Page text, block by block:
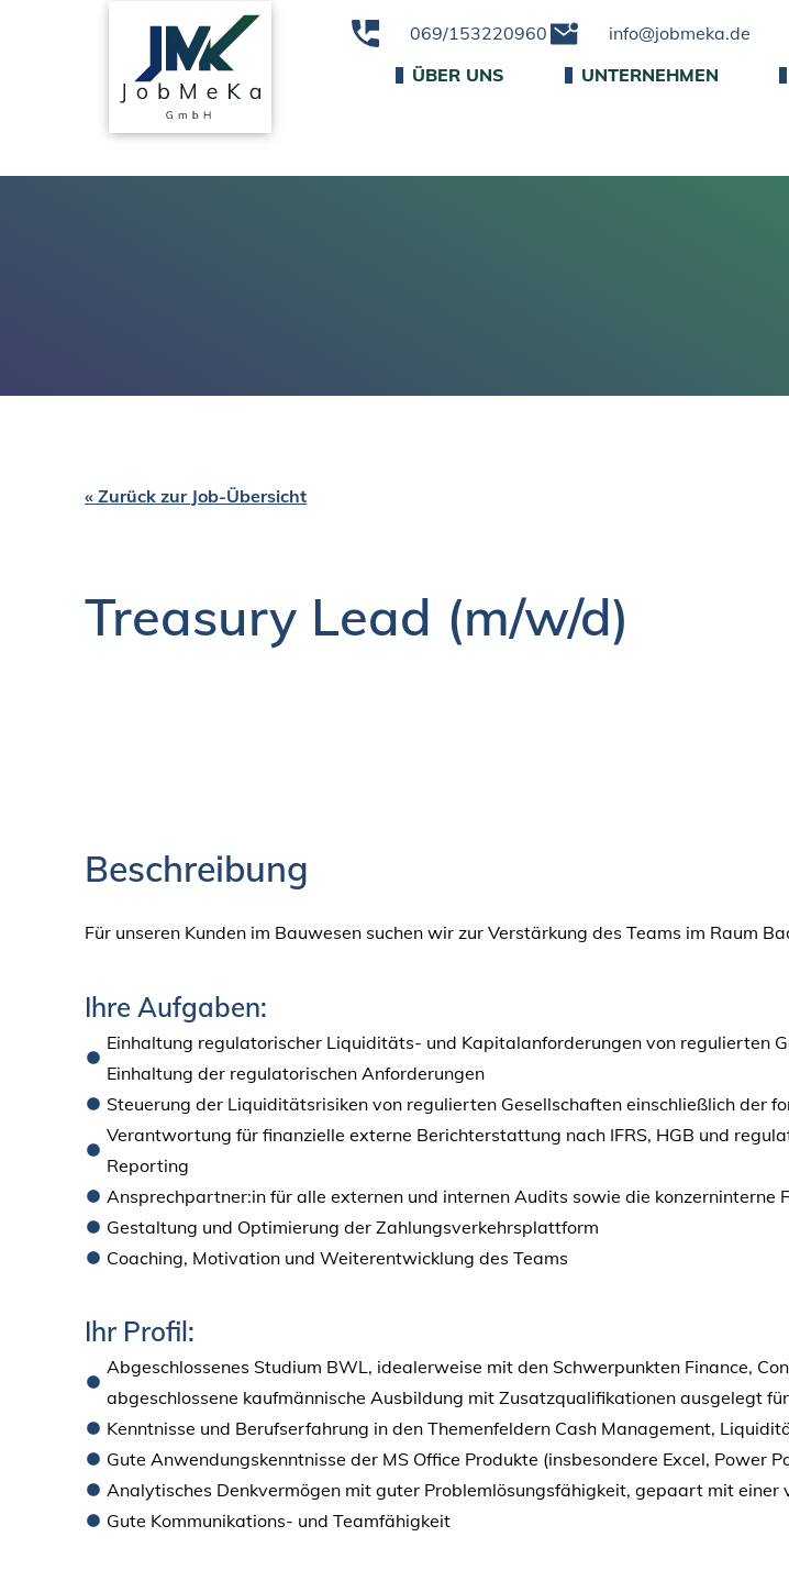
069/153220960
info@jobmeka.de
ÜBER UNS
UNTERNEHMEN
« Zurück zur Job-Übersicht
Treasury Lead (m/w/d)
Beschreibung
Für unseren Kunden im Bauwesen suchen wir zur Verstärkung des Teams im Raum
Ihre Aufgaben:
Einhaltung regulatorischer Liquiditäts- und Kapitalanforderungen von regulierten
Einhaltung der regulatorischen Anforderungen
Steuerung der Liquiditätsrisiken von regulierten Gesellschaften einschließlich der
Verantwortung für finanzielle externe Berichterstattung nach IFRS, HGB und
Reporting
Ansprechpartner:in für alle externen und internen Audits sowie die konzerninterne
Gestaltung und Optimierung der Zahlungsverkehrsplattform
Coaching, Motivation und Weiterentwicklung des Teams
Ihr Profil:
Abgeschlossenes Studium BWL, idealerweise mit den Schwerpunkten Finance,
abgeschlossene kaufmännische Ausbildung mit Zusatzqualifikationen ausgelegt
Kenntnisse und Berufserfahrung in den Themenfeldern Cash Management,
Gute Anwendungskenntnisse der MS Office Produkte (insbesondere Excel, Power
Analytisches Denkvermögen mit guter Problemlösungsfähigkeit, gepaart mit
Gute Kommunikations- und Teamfähigkeit